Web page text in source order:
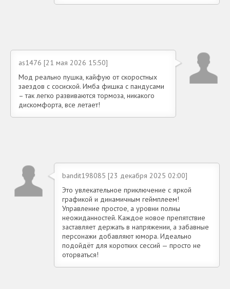
as1476 [21 мая 2026 15:50]
Мод реально пушка, кайфую от скоростных
заездов с сосиской. Имба фишка с пандусами
– так легко развиваются тормоза, никакого
дискомфорта, все летает!
bandit198085 [23 декабря 2025 02:00]
Это увлекательное приключение с яркой
графикой и динамичным геймплеем!
Управление простое, а уровни полны
неожиданностей. Каждое новое препятствие
заставляет держать в напряжении, а забавные
персонажи добавляют юмора. Идеально
подойдёт для коротких сессий — просто не
оторваться!